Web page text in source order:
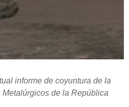
informe de coyuntura de la
de la República